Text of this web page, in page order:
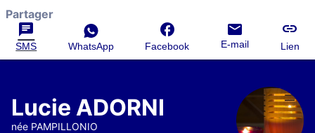
Partager
SMS WhatsApp Facebook E-mail Lien
Lucie ADORNI
née PAMPILLONIO